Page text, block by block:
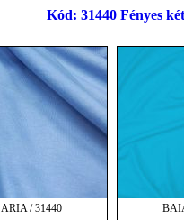
Kód: 31440 Fényes
ARIA / 31440